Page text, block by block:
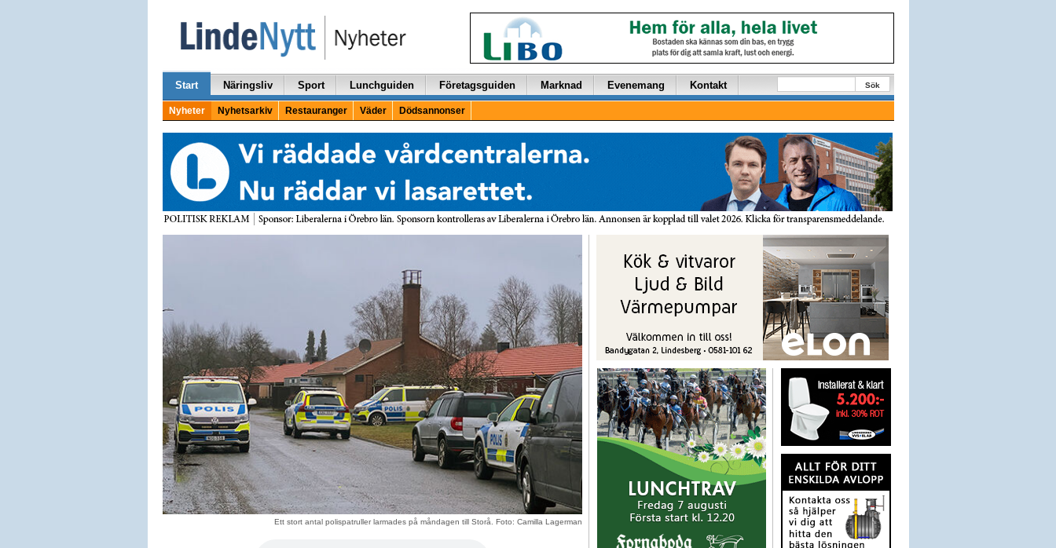
Start Näringsliv Sport Lunchguiden Företagsguiden Marknad Evenemang Kontakt Sök
Nyheter Nyhetsarkiv Restauranger Väder Dödsannonser
Ett stort antal polispatruller larmades på måndagen till Storå. Foto: Camilla Lagerman